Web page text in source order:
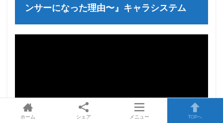
ンサーになった理由〜』キャラシステム
ホーム シェア メニュー TOPへ